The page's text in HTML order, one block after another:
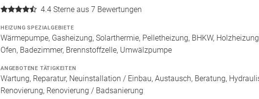
4.4 Sterne aus 7 Bewertungen
HEIZUNG SPEZIALGEBIETE
Wärmepumpe, Gasheizung, Solarthermie, Pelletheizung, BHKW,
Ofen, Badezimmer, Brennstoffzelle, Umwälzpumpe
ANGEBOTENE TÄTIGKEITEN
Wartung, Reparatur, Neuinstallation / Einbau, Austausch, Beratung,
Renovierung, Renovierung / Badsanierung